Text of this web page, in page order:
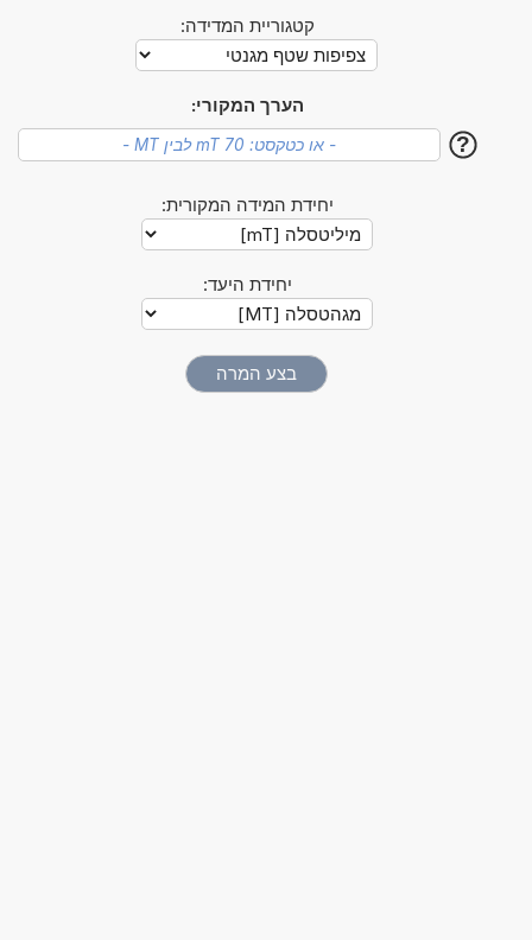
קטגוריית המדידה:
הערך המקורי:
?
יחידת המידה המקורית:
יחידת היעד: